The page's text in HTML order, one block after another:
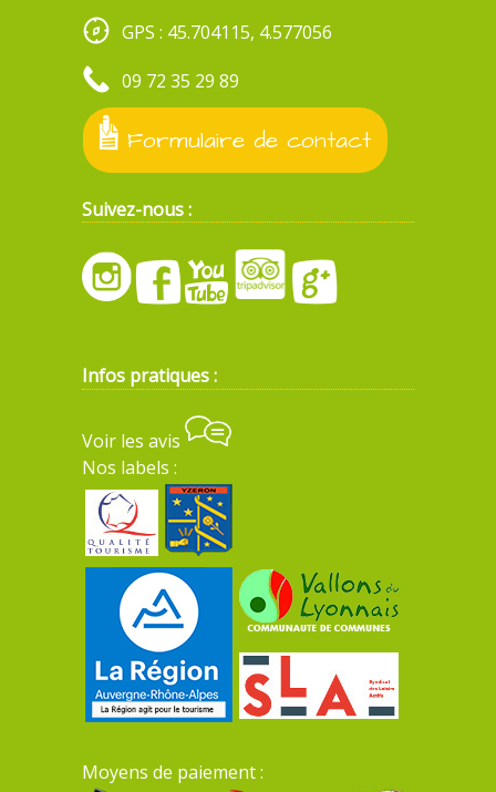
GPS : 45.704115, 4.577056
09 72 35 29 89
Formulaire de contact
Suivez-nous :
Infos pratiques :
Voir les avis
Nos labels :
Moyens de paiement :